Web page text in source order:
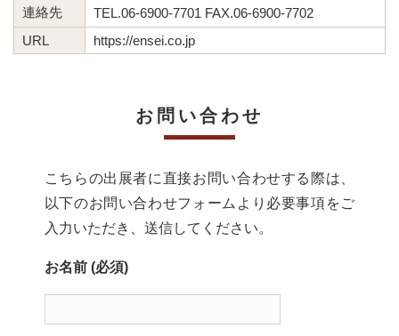
連絡先
TEL.06-6900-7701 FAX.06-6900-7702
URL
https://ensei.co.jp
お問い合わせ
こちらの出展者に直接お問い合わせする際は、
以下のお問い合わせフォームより必要事項をご
入力いただき、送信してください。
お名前 (必須)